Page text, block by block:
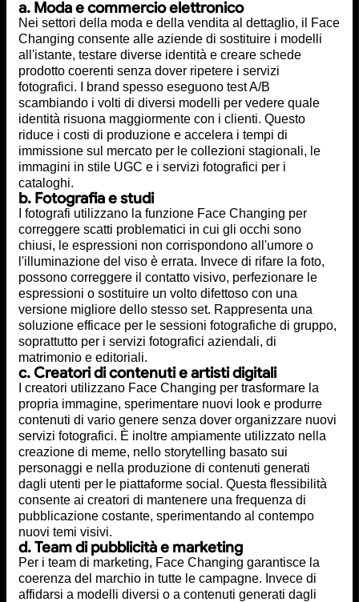
a. Moda e commercio elettronico
Nei settori della moda e della vendita al dettaglio, il Face
Changing consente alle aziende di sostituire i modelli
all'istante, testare diverse identità e creare schede
prodotto coerenti senza dover ripetere i servizi
fotografici. I brand spesso eseguono test A/B
scambiando i volti di diversi modelli per vedere quale
identità risuona maggiormente con i clienti. Questo
riduce i costi di produzione e accelera i tempi di
immissione sul mercato per le collezioni stagionali, le
immagini in stile UGC e i servizi fotografici per i
cataloghi.
b. Fotografia e studi
I fotografi utilizzano la funzione Face Changing per
correggere scatti problematici in cui gli occhi sono
chiusi, le espressioni non corrispondono all'umore o
l'illuminazione del viso è errata. Invece di rifare la foto,
possono correggere il contatto visivo, perfezionare le
espressioni o sostituire un volto difettoso con una
versione migliore dello stesso set. Rappresenta una
soluzione efficace per le sessioni fotografiche di gruppo,
soprattutto per i servizi fotografici aziendali, di
matrimonio e editoriali.
c. Creatori di contenuti e artisti digitali
I creatori utilizzano Face Changing per trasformare la
propria immagine, sperimentare nuovi look e produrre
contenuti di vario genere senza dover organizzare nuovi
servizi fotografici. È inoltre ampiamente utilizzato nella
creazione di meme, nello storytelling basato sui
personaggi e nella produzione di contenuti generati
dagli utenti per le piattaforme social. Questa flessibilità
consente ai creatori di mantenere una frequenza di
pubblicazione costante, sperimentando al contempo
nuovi temi visivi.
d. Team di pubblicità e marketing
Per i team di marketing, Face Changing garantisce la
coerenza del marchio in tutte le campagne. Invece di
affidarsi a modelli diversi o a contenuti generati dagli